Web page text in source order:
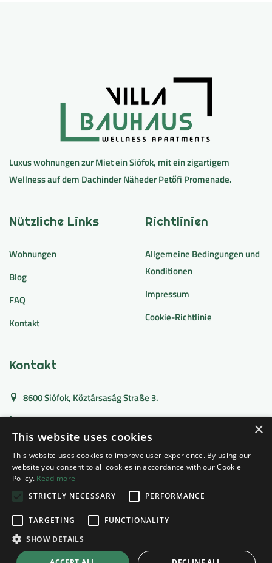
Luxus wohnungen zur Miet ein Siófok, mit ein zigartigem
Wellness auf dem Dachinder Näheder Petőfi Promenade.
Nützliche Links
Wohnungen
Blog
FAQ
Kontakt
Richtlinien
Allgemeine Bedingungen und
Konditionen
Impressum
Cookie-Richtlinie
Kontakt
8600 Siófok, Köztársaság Straße 3.
+36 30 127 1996
wellnesapartman@gmail.com
Copyright ©2026. All Rights Reserved | Villa Bauhaus
Designed & Developed | Prisma Solutions
Folgen Sie uns
×
This website uses cookies
This website uses cookies to improve user experience. By using our
website you consent to all cookies in accordance with our Cookie
Policy. Read more
STRICTLY NECESSARY
PERFORMANCE
TARGETING
FUNCTIONALITY
SHOW DETAILS